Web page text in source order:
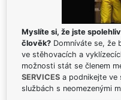
Myslíte si, že jste
člověk? Domníváte se, že
ve stěhovacích a
možnosti stát se členem
SERVICES a podnikejte ve
službách s neomezenými